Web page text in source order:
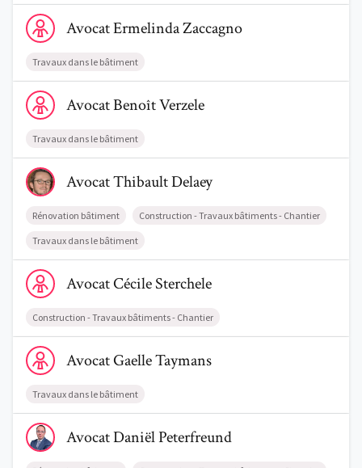
Comment nous vous aidons
Qui sommes-nous
Voir le profil de AvocatErmelinda Zaccagno
AvocatErmelindaZaccagno
Travaux dans le bâtiment
Voir le profil de AvocatBenoît Verzele
AvocatBenoîtVerzele
Travaux dans le bâtiment
Voir le profil de AvocatThibault Delaey
AvocatThibaultDelaey
Rénovation bâtiment Construction - Travaux bâtiments - Chantier
Travaux dans le bâtiment
Voir le profil de AvocatCécile Sterchele
AvocatCécileSterchele
Construction - Travaux bâtiments - Chantier
Voir le profil de AvocatGaelle Taymans
AvocatGaelleTaymans
Travaux dans le bâtiment
Voir le profil de AvocatDaniël Peterfreund
AvocatDaniëlPeterfreund